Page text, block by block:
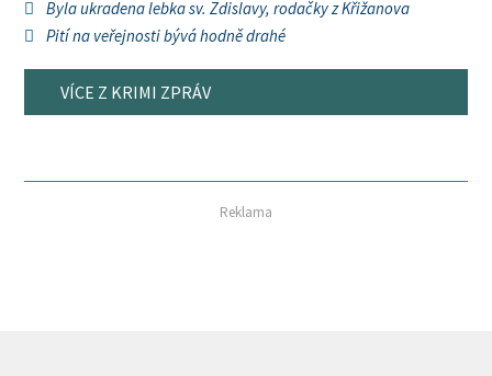
Byla ukradena lebka sv. Zdislavy, rodačky z Křižanova
Pití na veřejnosti bývá hodně drahé
VÍCE Z KRIMI ZPRÁV
Reklama